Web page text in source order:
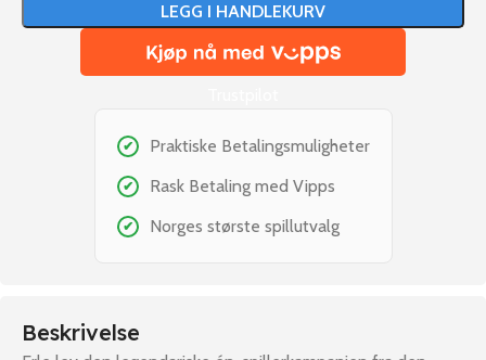
LEGG I HANDLEKURV
✔ Praktiske Betalingsmuligheter
✔ Rask Betaling med Vipps
✔ Norges største spillutvalg
Beskrivelse